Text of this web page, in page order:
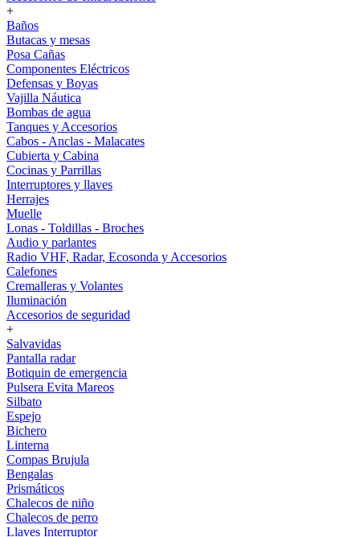
+
Baños
Butacas y mesas
Posa Cañas
Componentes Eléctricos
Defensas y Boyas
Vajilla Náutica
Bombas de agua
Tanques y Accesorios
Cabos - Anclas - Malacates
Cubierta y Cabina
Cocinas y Parrillas
Interruptores y llaves
Herrajes
Muelle
Lonas - Toldillas - Broches
Audio y parlantes
Radio VHF, Radar, Ecosonda y Accesorios
Calefones
Cremalleras y Volantes
Iluminación
Accesorios de seguridad
+
Salvavidas
Pantalla radar
Botiquin de emergencia
Pulsera Evita Mareos
Silbato
Espejo
Bichero
Linterna
Compas Brujula
Bengalas
Prismáticos
Chalecos de niño
Chalecos de perro
Llaves Interruptor